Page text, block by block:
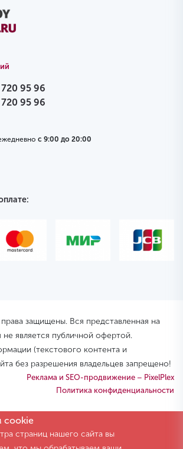
95 96
95 96
с 9:00 до 20:00
защищены. Вся представленная на
является публичной офертой.
(текстового контента и
без разрешения владельцев запрещено!
Реклама и SEO-продвижение – PixelPlex
Политика конфиденциальности
cookie
страниц нашего сайта вы